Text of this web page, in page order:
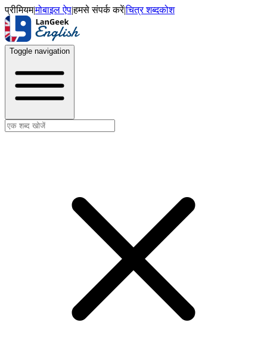
प्रीमियम|मोबाइल ऐप|हमसे संपर्क करें|चित्र शब्दकोश
Toggle navigation